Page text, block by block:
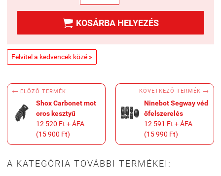
 KOSÁRBA HELYEZÉS
Felvitel a kedvencek közé »
 ELŐZŐ TERMÉK
Shox Carbonet mot
oros kesztyű
12 520 Ft + ÁFA
(15 900 Ft)
KÖVETKEZŐ TERMÉK 
Ninebot Segway véd
őfelszerelés
12 591 Ft + ÁFA
(15 990 Ft)
A KATEGÓRIA TOVÁBBI TERMÉKEI: